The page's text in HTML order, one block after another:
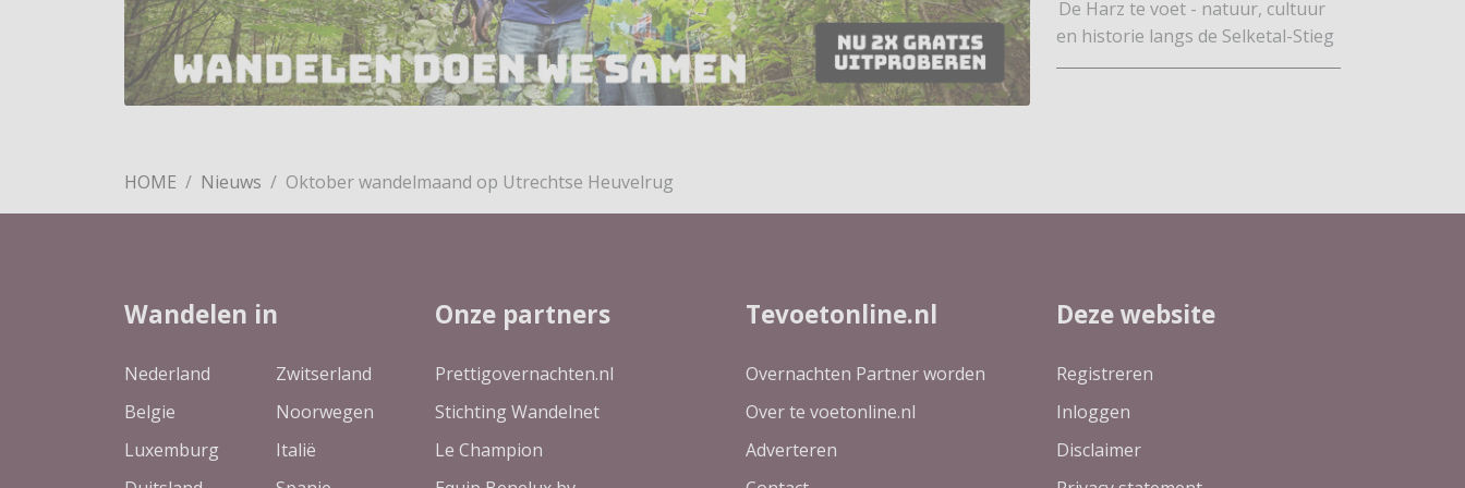
De Harz te voet - natuur, cultuur
en historie langs de Selketal-Stieg
HOME Nieuws Oktober wandelmaand op Utrechtse Heuvelrug
Wandelen in
Nederland
Belgie
Luxemburg
Zwitserland
Noorwegen
Italië
Onze partners
Prettigovernachten.nl
Stichting Wandelnet
Le Champion
Tevoetonline.nl
Overnachten Partner worden
Over te voetonline.nl
Adverteren
Deze website
Registreren
Inloggen
Disclaimer